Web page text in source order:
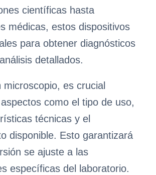
científicas hasta
médicas, estos dispositivos
para obtener diagnósticos
detallados.
microscopio, es crucial
como el tipo de uso,
técnicas y el
disponible. Esto garantizará
se ajuste a las
específicas del laboratorio.